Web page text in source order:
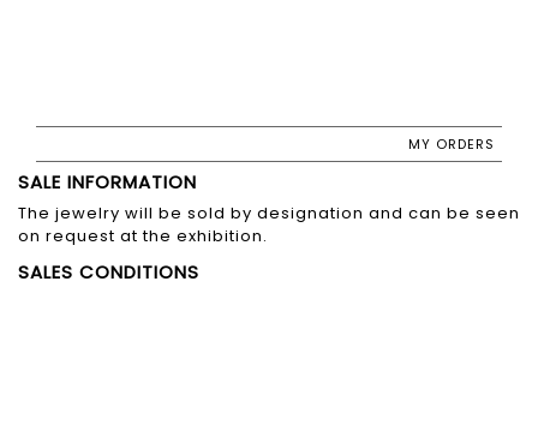
MY ORDERS
SALE INFORMATION
The jewelry will be sold by designation and can be seen
on request at the exhibition.
SALES CONDITIONS